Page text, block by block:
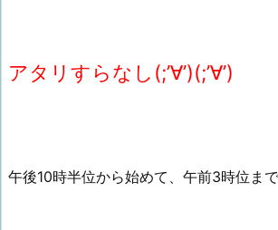
アタリすらなし(;’∀’)(;’∀’)
午後10時半位から始めて、午前3時位ま